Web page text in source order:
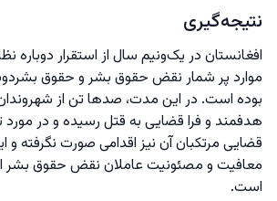
نتیجه‌گیری
افغانستان در یک‌ونیم سال از استقرار دوباره
موارد پر شمار نقض حقوق بشر و حقوق
بوده است. در این مدت، صد‌ها تن از
هدفمند و فرا قضایی به قتل رسیده و در
قضایی مرتکبان آن نیز اقدامی صورت نگرفته
معافیت و مصئونیت عاملان نقض حقوق بشر
است.